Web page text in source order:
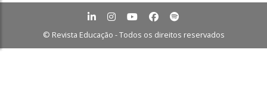
© Revista Educação - Todos os direitos reservados